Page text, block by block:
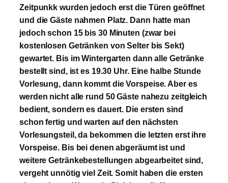
Zeitpunkk wurden jedoch erst die Türen geöffnet
und die Gäste nahmen Platz. Dann hatte man
jedoch schon 15 bis 30 Minuten (zwar bei
kostenlosen Getränken von Selter bis Sekt)
gewartet. Bis im Wintergarten dann alle Getränke
bestellt sind, ist es 19.30 Uhr. Eine halbe Stunde
Vorlesung, dann kommt die Vorspeise. Aber es
werden nicht alle rund 50 Gäste nahezu zeitgleich
bedient, sondern es dauert. Die ersten sind
schon fertig und warten auf den nächsten
Vorlesungsteil, da bekommen die letzten erst ihre
Vorspeise. Bis bei denen abgeräumt ist und
weitere Getränkebestellungen abgearbeitet sind,
vergeht unnötig viel Zeit. Somit haben die ersten